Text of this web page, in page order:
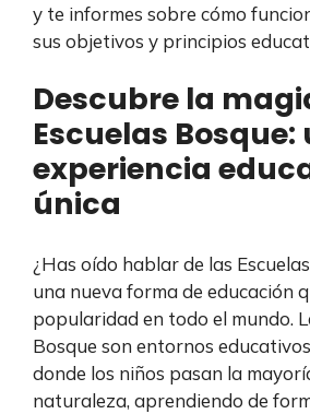
y te informes sobre cómo
sus objetivos y principios
Descubre la
Escuelas Bosque:
experiencia
única
¿Has oído hablar de las
una nueva forma de educación
popularidad en todo el mundo.
Bosque son entornos
donde los niños pasan la
naturaleza, aprendiendo de